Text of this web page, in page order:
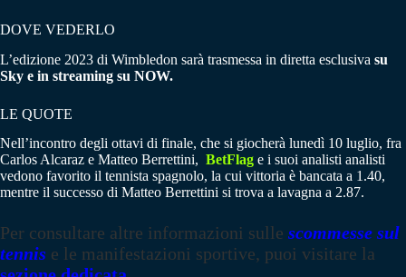
DOVE VEDERLO
L’edizione 2023 di Wimbledon sarà trasmessa in diretta esclusiva su
Sky e in streaming su NOW.
LE QUOTE
Nell’incontro degli ottavi di finale, che si giocherà lunedì 10 luglio, fra
Carlos Alcaraz e Matteo Berrettini, BetFlag e i suoi analisti analisti
vedono favorito il tennista spagnolo, la cui vittoria è bancata a 1.40,
mentre il successo di Matteo Berrettini si trova a lavagna a 2.87.
Per consultare altre informazioni sulle scommesse sul
tennis e le manifestazioni sportive, puoi visitare la